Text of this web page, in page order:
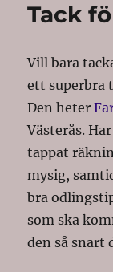
Tack
Vill bara
ett superbra
Den heter
Västerås.
tappat
mysig,
bra
som ska
den så snart